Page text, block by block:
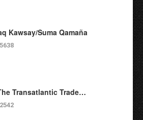
Kawsay/Suma Qamaña
Transatlantic Trade…